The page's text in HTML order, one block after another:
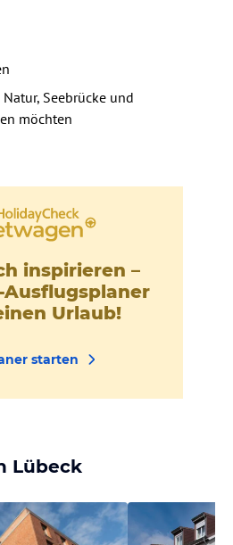
Seebrücke und
möchten
inspirieren –
Ausflugsplaner
Urlaub!
starten
Lübeck